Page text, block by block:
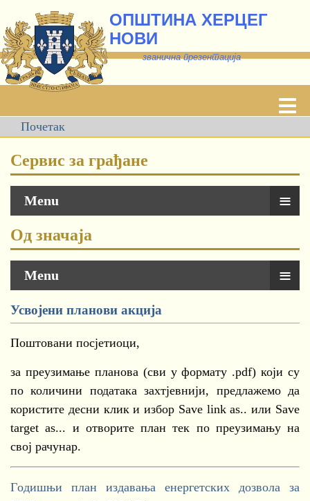
ОПШТИНА ХЕРЦЕГ
НОВИ
званична презентација
Почетак
Сервис за грађане
Menu ≡
Од значаја
Menu ≡
Усвојени планови акција
Поштовани посјетиоци,
за преузимање планова (сви у формату .pdf) који су
по количини података захтјевнији, предлажемо да
користите десни клик и избор Save link as.. или Save
target as... и отворите план тек по преузимању на
свој рачунар.
Гoдишњи план издавања енергетских дозвола за